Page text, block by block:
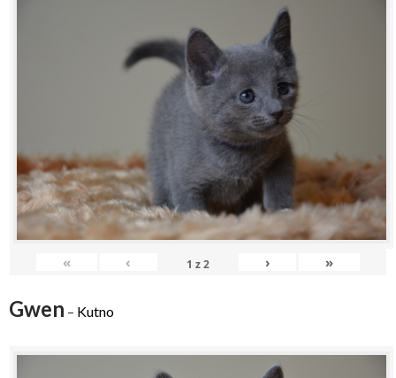
« ‹ 1 z2 › »
Gwen – Kutno